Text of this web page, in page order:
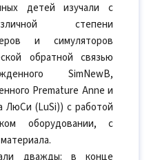
детей изучали с
степени
и симуляторов
обратной связью
SimNewB,
Premature Anne и
ЛюСи (LuSi)) с работой
оборудовании, с
дважды: в конце